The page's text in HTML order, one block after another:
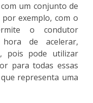
um conjunto de
por exemplo, com o
o condutor
de acelerar,
pois pode utilizar
para todas essas
representa uma